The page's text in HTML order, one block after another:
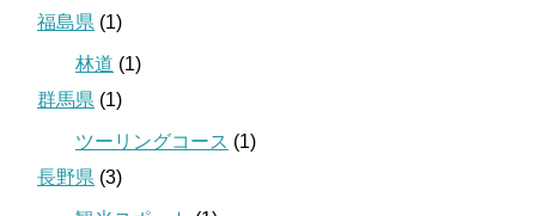
福島県 (1)
林道 (1)
群馬県 (1)
ツーリングコース (1)
長野県 (3)